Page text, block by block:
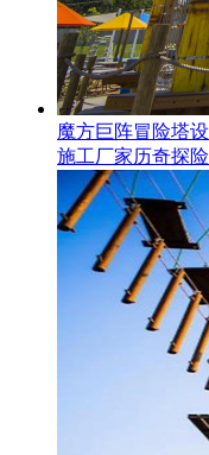
魔方巨阵冒险塔
施工厂家历奇探险